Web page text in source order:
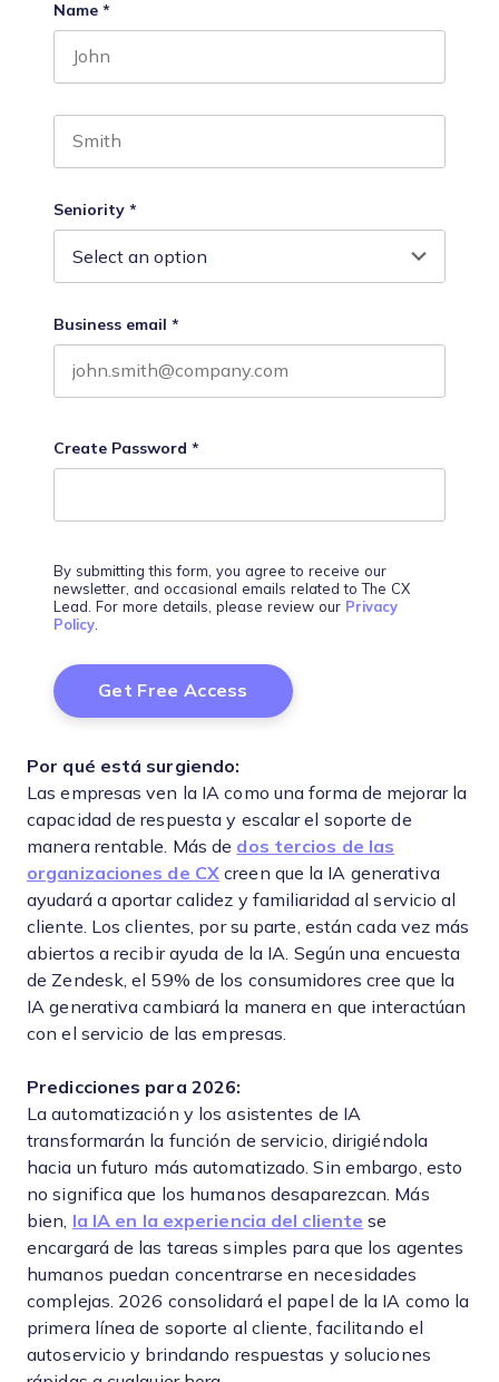
Name *
Seniority *
Business email *
Create Password *
By submitting this form, you agree to receive our
newsletter, and occasional emails related to The CX
Lead. For more details, please review our Privacy
Policy.
Por qué está surgiendo:
Las empresas ven la IA como una forma de mejorar la
capacidad de respuesta y escalar el soporte de
manera rentable. Más de dos tercios de las
organizaciones de CX creen que la IA generativa
ayudará a aportar calidez y familiaridad al servicio al
cliente. Los clientes, por su parte, están cada vez más
abiertos a recibir ayuda de la IA. Según una encuesta
de Zendesk, el 59% de los consumidores cree que la
IA generativa cambiará la manera en que interactúan
con el servicio de las empresas.
Predicciones para 2026:
La automatización y los asistentes de IA
transformarán la función de servicio, dirigiéndola
hacia un futuro más automatizado. Sin embargo, esto
no significa que los humanos desaparezcan. Más
bien, la IA en la experiencia del cliente se
encargará de las tareas simples para que los agentes
humanos puedan concentrarse en necesidades
complejas. 2026 consolidará el papel de la IA como la
primera línea de soporte al cliente, facilitando el
autoservicio y brindando respuestas y soluciones